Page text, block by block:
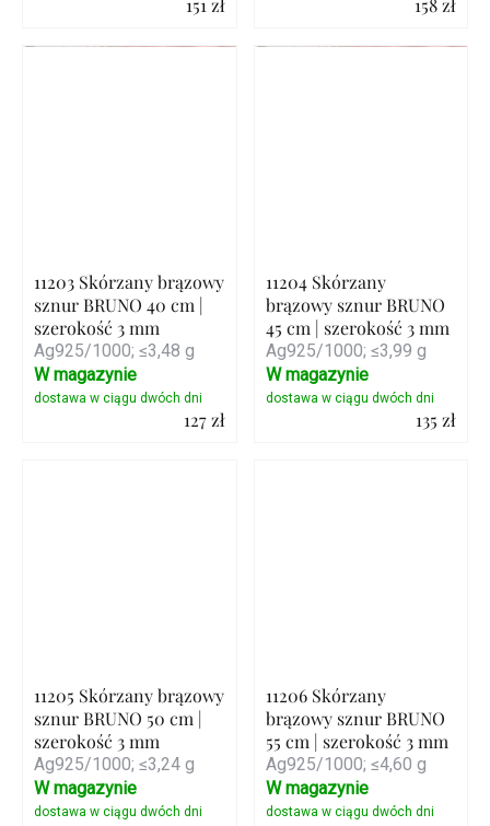
151 zł
Szczegóły
158 zł
Szczegóły
11203 Skórzany brązowy
sznur BRUNO 40 cm |
szerokość 3 mm
Ag925/1000; ≤3,48 g
127 zł
W magazynie
11204 Skórzany
brązowy sznur BRUNO
45 cm | szerokość 3 mm
Ag925/1000; ≤3,99 g
135 zł
W magazynie
11205 Skórzany brązowy
sznur BRUNO 50 cm |
szerokość 3 mm
Ag925/1000; ≤3,24 g
W magazynie
11206 Skórzany
brązowy sznur BRUNO
55 cm | szerokość 3 mm
Ag925/1000; ≤4,60 g
W magazynie